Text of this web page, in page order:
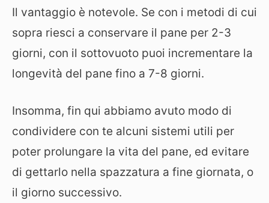
Il vantaggio è notevole. Se con i metodi di cui
sopra riesci a conservare il pane per 2-3
giorni, con il sottovuoto puoi incrementare la
longevità del pane fino a 7-8 giorni.
Insomma, fin qui abbiamo avuto modo di
condividere con te alcuni sistemi utili per
poter prolungare la vita del pane, ed evitare
di gettarlo nella spazzatura a fine giornata, o
il giorno successivo.